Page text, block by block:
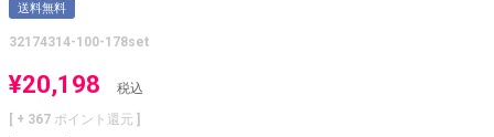
送料無料
32174314-100-178set
¥20,198
税込
[ + 367 ポイント還元 ]